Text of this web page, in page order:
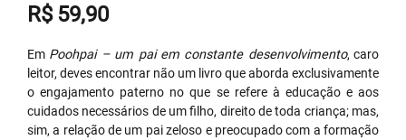
R$ 59,90
Em Poohpai – um pai em constante desenvolvimento, caro
leitor, deves encontrar não um livro que aborda exclusivamente
o engajamento paterno no que se refere à educação e aos
cuidados necessários de um filho, direitode toda criança;mas,
sim, a relação de um pai zeloso e preocupado com a formação